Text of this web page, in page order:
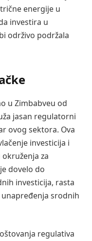
energije u
investira u
održivo podržala
u Zimbabveu od
jasan regulatorni
ovog sektora. Ova
investicija i
za
dovelo do
investicija, rasta
srodnih
regulativa